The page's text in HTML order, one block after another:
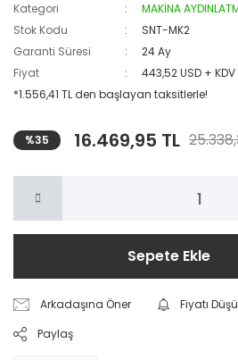
Kategori
MAKİNA
Stok Kodu
SNT-MK2
Garanti Süresi
24 Ay
Fiyat
443,52 USD + KDV
*1.556,41 TL den başlayan taksitlerle!
%35 16.469,95 TL
Sepete Ekle
Arkadaşına Öner
Fiyatı
Paylaş